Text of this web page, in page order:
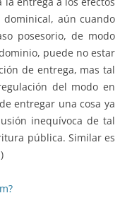
aún cuando
posesorio, de modo
puede no estar
de entrega, mas tal
del modo en
entregar una cosa ya
inequívoca de tal
pública. Similar es